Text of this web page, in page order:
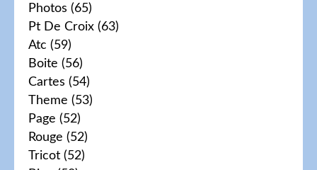
Photos (65)
Pt De Croix (63)
Atc (59)
Boite (56)
Cartes (54)
Theme (53)
Page (52)
Rouge (52)
Tricot (52)